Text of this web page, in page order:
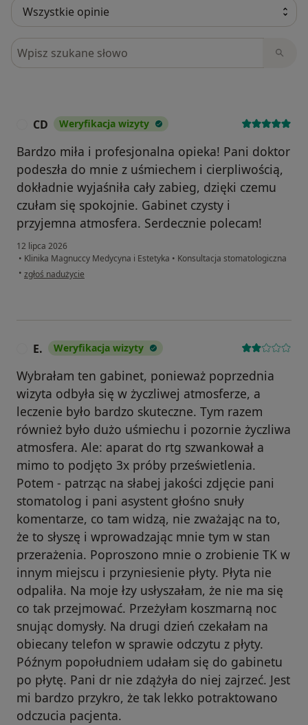
Szukaj w opiniach
CD Weryfikacja wizyty
Bardzo miła i profesjonalna opieka! Pani doktor
podeszła do mnie z uśmiechem i cierpliwością,
dokładnie wyjaśniła cały zabieg, dzięki czemu
czułam się spokojnie. Gabinet czysty i
przyjemna atmosfera. Serdecznie polecam!
12 lipca 2026
• Klinika Magnuccy Medycyna i Estetyka • Konsultacja stomatologiczna
• w opinii użytkownika CD
zgłoś nadużycie
E. Weryfikacja wizyty
Wybrałam ten gabinet, ponieważ poprzednia
wizyta odbyła się w życzliwej atmosferze, a
leczenie było bardzo skuteczne. Tym razem
również było dużo uśmiechu i pozornie życzliwa
atmosfera. Ale: aparat do rtg szwankował a
mimo to podjęto 3x próby prześwietlenia.
Potem - patrząc na słabej jakości zdjęcie pani
stomatolog i pani asystent głośno snuły
komentarze, co tam widzą, nie zważając na to,
że to słyszę i wprowadzając mnie tym w stan
przerażenia. Poproszono mnie o zrobienie TK w
innym miejscu i przyniesienie płyty. Płyta nie
odpaliła. Na moje łzy usłyszałam, że nie ma się
co tak przejmować. Przeżyłam koszmarną noc
snując domysły. Na drugi dzień czekałam na
obiecany telefon w sprawie odczytu z płyty.
Późnym popołudniem udałam się do gabinetu
po płytę. Pani dr nie zdążyła do niej zajrzeć. Jest
mi bardzo przykro, że tak lekko potraktowano
odczucia pacjenta.